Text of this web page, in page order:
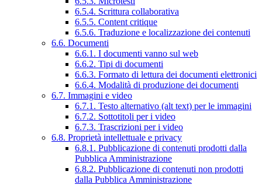
6.5.4. Scrittura collaborativa
6.5.5. Content critique
6.5.6. Traduzione e localizzazione dei contenuti
6.6. Documenti
6.6.1. I documenti vanno sul web
6.6.2. Tipi di documenti
6.6.3. Formato di lettura dei documenti elettronici
6.6.4. Modalità di produzione dei documenti
6.7. Immagini e video
6.7.1. Testo alternativo (alt text) per le immagini
6.7.2. Sottotitoli per i video
6.7.3. Trascrizioni per i video
6.8. Proprietà intellettuale e privacy
6.8.1. Pubblicazione di contenuti prodotti dalla
Pubblica Amministrazione
6.8.2. Pubblicazione di contenuti non prodotti
dalla Pubblica Amministrazione